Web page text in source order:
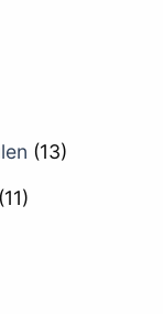
(13)
(11)